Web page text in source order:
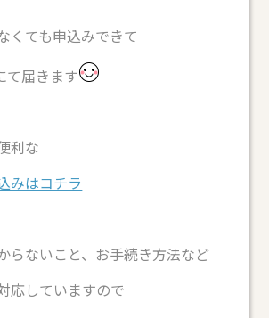
くても申込みできて
て届きます
利な
みはコチラ
らないこと、お手続き方法など
応していますので